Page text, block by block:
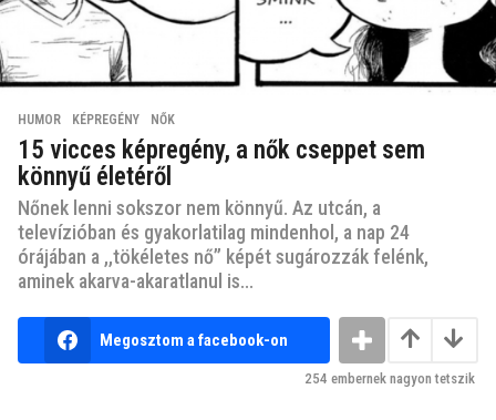
HUMOR ,KÉPREGÉNY ,NŐK
15 vicces képregény, a nők cseppet sem
könnyű életéről
Nőnek lenni sokszor nem könnyű. Az utcán, a
televízióban és gyakorlatilag mindenhol, a nap 24
órájában a ,,tökéletes nő” képét sugározzák felénk,
aminek akarva-akaratlanul is...
Megosztom a facebook-on
254 embernek nagyon tetszik